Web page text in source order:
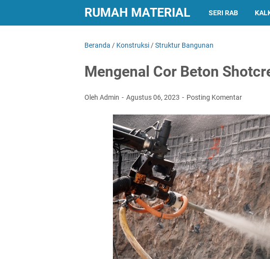
RUMAH MATERIAL SERI RAB
Beranda / Konstruksi /Struktur Bangunan
Mengenal Cor Beton
Oleh Admin Agustus 06, 2023 Posting Komentar